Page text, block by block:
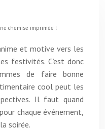
chemise imprimée !
et motive vers les
festivités. C’est donc
de faire bonne
cool peut les
Il faut quand
chaque événement,
soirée.